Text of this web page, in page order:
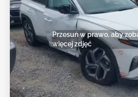
Przesuń w prawo, aby
więcej zdjęć